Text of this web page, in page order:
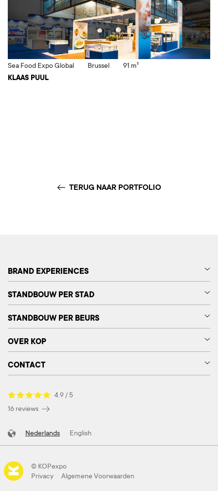
KLAAS PUUL
Sea Food Expo Global Brussel 91 m²
TERUG NAAR PORTFOLIO
BRAND EXPERIENCES
STANDBOUW PER STAD
STANDBOUW PER BEURS
OVER KOP
CONTACT
4.9 / 5
16 reviews
Nederlands English
© KOPexpo
Privacy
Algemene Voorwaarden